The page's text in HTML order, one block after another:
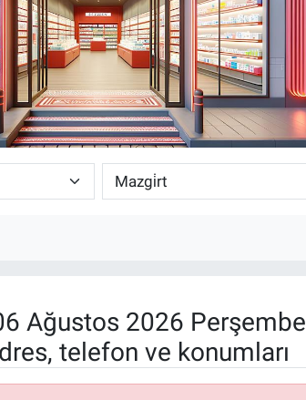
Ağustos 2026 Perşembe
telefon ve konumları